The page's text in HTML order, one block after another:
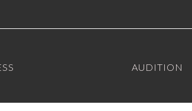
AUDITION